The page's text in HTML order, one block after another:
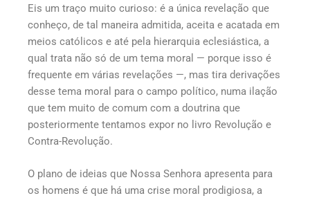
Eis um traço muito curioso: é a única revelação que
conheço, de tal maneira admitida, aceita e acatada em
meios católicos e até pela hierarquia eclesiástica, a
qual trata não só de um tema moral — porque isso é
frequente em várias revelações —, mas tira derivações
desse tema moral para o campo político, numa ilação
que tem muito de comum com a doutrina que
posteriormente tentamos expor no livro Revolução e
Contra-Revolução.
O plano de ideias que Nossa Senhora apresenta para
os homens é que há uma crise moral prodigiosa, a